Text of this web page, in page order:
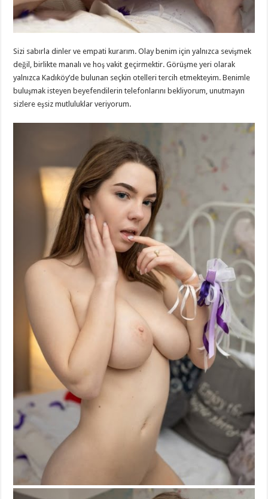
Sizi sabırla dinler ve empati kurarım. Olay benim için yalnızca sevişmek
değil, birlikte manalı ve hoş vakit geçirmektir. Görüşme yeri olarak
yalnızca Kadıköy’de bulunan seçkin otelleri tercih etmekteyim. Benimle
buluşmak isteyen beyefendilerin telefonlarını bekliyorum, unutmayın
sizlere eşsiz mutluluklar veriyorum.